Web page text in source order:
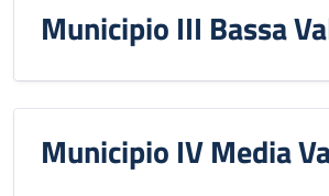
Municipio III Bassa
Municipio IV Media